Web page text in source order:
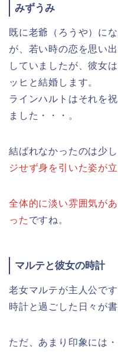
みずうみ
既に老爺（ろうや）に
が、若い時の恋を思い
していましたが、彼女
ッヒと結婚します。
ラインハルトはそれを
ました・・・。
結ばれなかったのは少
ジせず身を引いた姿が
全体的に淡い雰囲気が
った ですね。
マルテと彼女の時計
老女マルテが主人公で
時計と過ごした日々が
ただ、あまり印象には・